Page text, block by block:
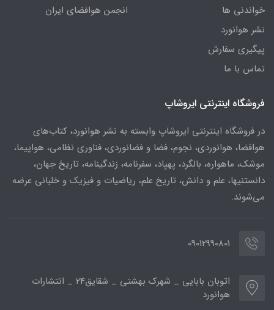
خواندنی ها
نشر هوانورد
پیگیری سفارش
تماس با ما
انجمن هوافضای ایران
فروشگاه اینترنتی ایروشاپ
در فروشگاه اینترنتی ایروشاپ وابسته به نشر هوانورد، کتاب‌های
هوافضا، هوانوردی، نجوم، فضا و فضانوردی، فناوری نظامی، هواپیما،
موشک، ماهواره، بالگرد، پهپاد، سفرنامه، زندگینامه، تاریخ جهان،
دانستنیها، علم و دانش، تاریخ علم، ریاضیات و فیزیک و خلبانی عرضه
می‌شوند.
09012990801
اتوبان بابایی _ شهرک بهشتی _ شقایق24 _ انتشارات
هوانورد